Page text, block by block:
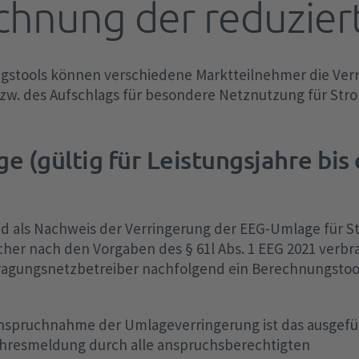
Netzentgelte
Studien und Positionspapiere
EEG-Finanzierung
Transparenzanforderungen
KWKG
KWKG-Abrechnung
Transparenzanforderungen
/
§
Aktivierte Regelleistung
Difference (ungewollter Austausch)
Sekündliche Daten
Redispatch
Elektrolyseanlagen
Nutzen statt Abregeln
Leitlinien Steuerbarkeitscheck nach §
12 Abs. 2 d EnWG
FCA-Verordnung
CGMMv3
RfG-Verordnung
der
können verschiedene Marktteilnehmer die
des Aufschlags für besondere Netznutzung für
(gültig für Leistungsjahre bis
als Nachweis der Verringerung der EEG-Umlage für
nach den Vorgaben des § 61l Abs. 1 EEG 2021
nachfolgend ein
der Umlageverringerung ist das
durch alle anspruchsberechtigten